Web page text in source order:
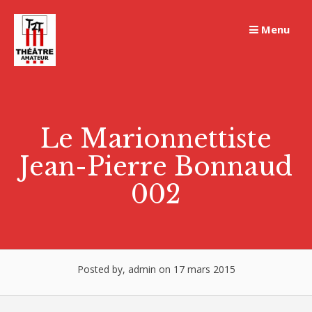
content
Menu
Le Marionnettiste
Jean-Pierre Bonnaud
002
Posted by, admin on 17 mars 2015